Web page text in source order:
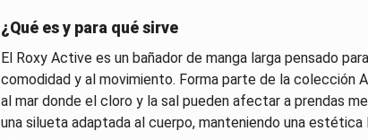
¿Qué es y para qué sirve
El Roxy Active es un bañador de manga larga pensado
comodidad y al movimiento. Forma parte de la colección
al mar donde el cloro y la sal pueden afectar a prendas
una silueta adaptada al cuerpo, manteniendo una